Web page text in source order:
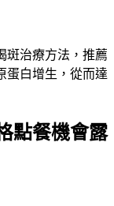
斑治療方法，推薦
蛋白增生，從而達
點餐機會露